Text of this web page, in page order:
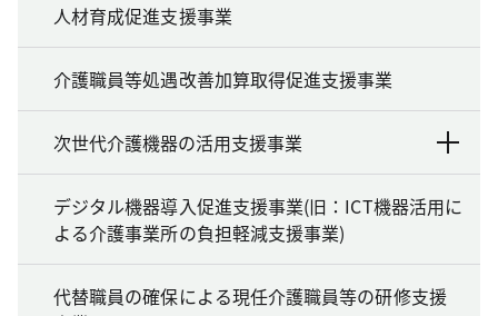
人材育成促進支援事業
介護職員等処遇改善加算取得促進支援事業
次世代介護機器の活用支援事業
デジタル機器導入促進支援事業(旧：ICT機器活用に
よる介護事業所の負担軽減支援事業)
代替職員の確保による現任介護職員等の研修支援